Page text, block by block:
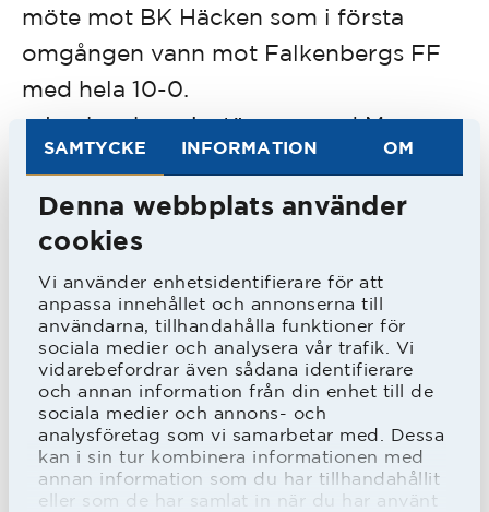
SAMTYCKE INFORMATION OM
Denna webbplats använder
cookies
Vi använder enhetsidentifierare för att
anpassa innehållet och annonserna till
användarna, tillhandahålla funktioner för
sociala medier och analysera vår trafik. Vi
vidarebefordrar även sådana identifierare
och annan information från din enhet till de
sociala medier och annons- och
analysföretag som vi samarbetar med. Dessa
kan i sin tur kombinera informationen med
annan information som du har tillhandahållit
eller som de har samlat in när du har använt
möte mot BK Häcken som i första
omgången vann mot Falkenbergs FF
med hela 10-0.
- Jag kan bara instämma med Max om
motstånd och match, säger P16:s nya
huvudtränare Fredrik Andersson.
– Det kommer säkert att bli den
spelat så det blir en spännande
utmaning.
På söndagen är det HBK P17 som får
ge sig till Gothia Park för möte med de
gula ”Getingarna”.